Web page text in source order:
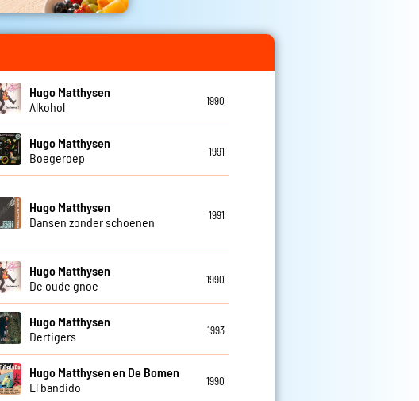
Hugo Matthysen
Alkohol
1990
Hugo Matthysen
Boegeroep
1991
Hugo Matthysen
Dansen zonder schoenen
1991
Hugo Matthysen
De oude gnoe
1990
Hugo Matthysen
Dertigers
1993
Hugo Matthysen en De Bomen
El bandido
1990